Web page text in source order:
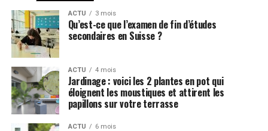
ACTU 3 mois
Qu’est-ce que l’examen de fin d’études
secondaires en Suisse ?
ACTU 4 mois
Jardinage : voici les 2 plantes en pot qui
éloignent les moustiques et attirent les
papillons sur votre terrasse
ACTU 6 mois